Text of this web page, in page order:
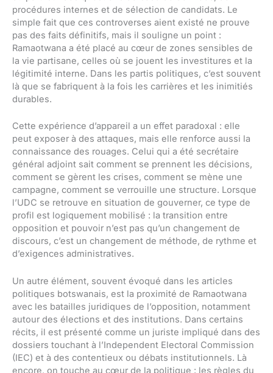
procédures internes et de sélection de candidats. Le
simple fait que ces controverses aient existé ne prouve
pas des faits définitifs, mais il souligne un point :
Ramaotwana a été placé au cœur de zones sensibles de
la vie partisane, celles où se jouent les investitures et la
légitimité interne. Dans les partis politiques, c’est souvent
là que se fabriquent à la fois les carrières et les inimitiés
durables.
Cette expérience d’appareil a un effet paradoxal : elle
peut exposer à des attaques, mais elle renforce aussi la
connaissance des rouages. Celui qui a été secrétaire
général adjoint sait comment se prennent les décisions,
comment se gèrent les crises, comment se mène une
campagne, comment se verrouille une structure. Lorsque
l’UDC se retrouve en situation de gouverner, ce type de
profil est logiquement mobilisé : la transition entre
opposition et pouvoir n’est pas qu’un changement de
discours, c’est un changement de méthode, de rythme et
d’exigences administratives.
Un autre élément, souvent évoqué dans les articles
politiques botswanais, est la proximité de Ramaotwana
avec les batailles juridiques de l’opposition, notamment
autour des élections et des institutions. Dans certains
récits, il est présenté comme un juriste impliqué dans des
dossiers touchant à l’Independent Electoral Commission
(IEC) et à des contentieux ou débats institutionnels. Là
encore, on touche au cœur de la politique : les règles du